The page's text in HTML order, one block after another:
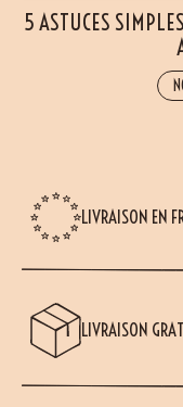
5 ASTUCES
LIVRAISON EN
LIVRAISON